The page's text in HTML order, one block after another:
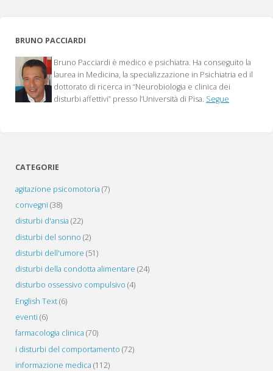
BRUNO PACCIARDI
Bruno Pacciardi è medico e psichiatra. Ha conseguito la
laurea in Medicina, la specializzazione in Psichiatria ed il
dottorato di ricerca in “Neurobiologia e clinica dei
disturbi affettivi” presso l’Università di Pisa. Segue
CATEGORIE
agitazione psicomotoria (7)
convegni (38)
disturbi d'ansia (22)
disturbi del sonno (2)
disturbi dell'umore (51)
disturbi della condotta alimentare (24)
disturbo ossessivo compulsivo (4)
English Text(6)
eventi (6)
farmacologia clinica (70)
i disturbi del comportamento (72)
informazione medica (112)